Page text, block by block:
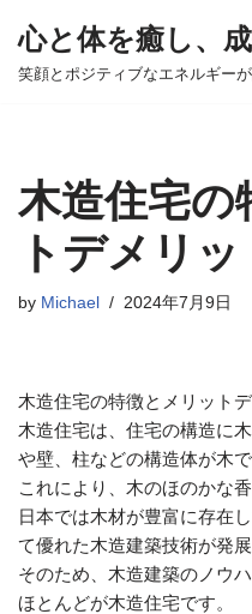
コ
へ
ス
ッ
心と体を癒し、
笑顔とポジティブなエネルギー
木造住宅の
トデメリッ
by Michael 2024年7月9日
木造住宅の特徴とメリット
木造住宅は、住宅の構造に
や壁、柱などの構造体が木
これにより、木のほのかな
日本では木材が豊富に存在
て優れた木造建築技術が発展
そのため、木造建築のノウ
ほとんどが木造住宅です。